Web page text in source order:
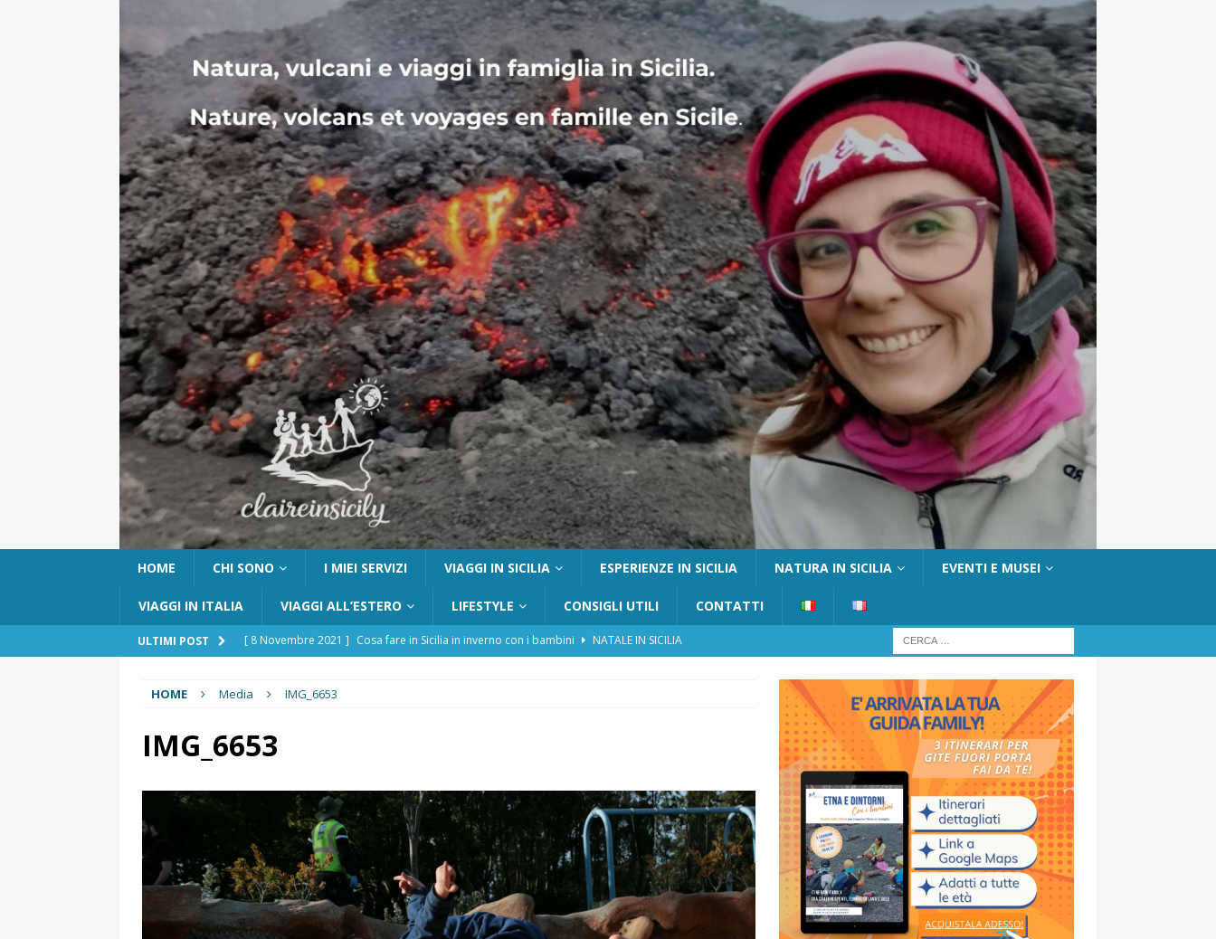
HOME CHI SONO I MIEI SERVIZI VIAGGI IN SICILIA ESPERIENZE IN SICILIA NATURA IN SICILIA EVENTI E MUSEI
VIAGGI IN ITALIA VIAGGI ALL’ESTERO LIFESTYLE CONSIGLI UTILI CONTATTI
ULTIMI POST [ 8 Novembre 2021 ] Cosa fare in Sicilia in inverno con i bambini
NATALE IN SICILIA
[ 6 Maggio 2026 ]
percorso e consigli utili
DOVE DORMIRE
[ 17 Dicembre 2025 ]
Organizzare un viaggio in Sicilia con i bambini (senza stress)
CONSIGLI
UTILI
[ 14 Settembre 2025 ] Rifugi e Bivacchi sull’Etna: Guida Completa per Famiglie
SENTIERI,
PARCHI NATURALI E AREE PICNIC
HOME Media IMG_6653
IMG_6653